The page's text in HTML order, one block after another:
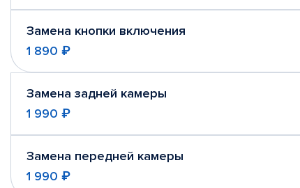
Замена кнопки включения
1 890 ₽
Замена задней камеры
1 990 ₽
Замена передней камеры
1 990 ₽